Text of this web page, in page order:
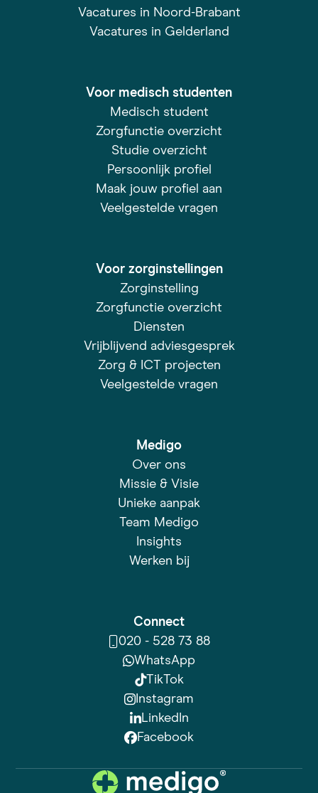
Vacatures in Noord-Brabant
Vacatures in Gelderland
Voor medisch studenten
Medisch student
Zorgfunctie overzicht
Studie overzicht
Persoonlijk profiel
Maak jouw profiel aan
Veelgestelde vragen
Voor zorginstellingen
Zorginstelling
Zorgfunctie overzicht
Diensten
Vrijblijvend adviesgesprek
Zorg & ICT projecten
Veelgestelde vragen
Medigo
Over ons
Missie & Visie
Unieke aanpak
Team Medigo
Insights
Werken bij
Connect
020 - 528 73 88
WhatsApp
TikTok
Instagram
LinkedIn
Facebook